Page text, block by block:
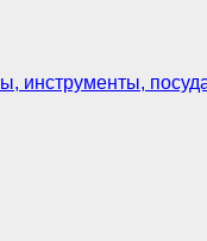
инструменты,